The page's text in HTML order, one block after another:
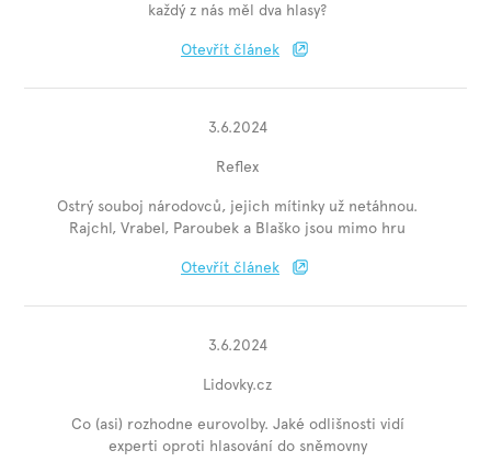
každý z nás měl dva hlasy?
Otevřít článek
3.6.2024
Reflex
Ostrý souboj národovců, jejich mítinky už netáhnou.
Rajchl, Vrabel, Paroubek a Blaško jsou mimo hru
Otevřít článek
3.6.2024
Lidovky.cz
Co (asi) rozhodne eurovolby. Jaké odlišnosti vidí
experti oproti hlasování do sněmovny